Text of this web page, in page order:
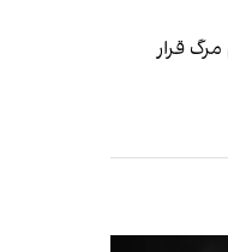
در خطر صدور حکم مرگ قرار